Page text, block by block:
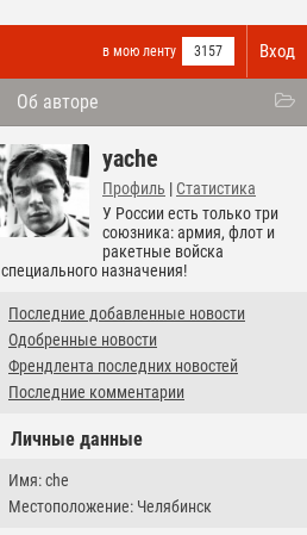
Вход
в мою ленту 3157
Об авторе
yache
Профиль | Статистика
У России есть только три
союзника: армия, флот и
ракетные войска
специального назначения!
Последние добавленные новости
Одобренные новости
Френдлента последних новостей
Последние комментарии
Личные данные
Имя: che
Местоположение: Челябинск